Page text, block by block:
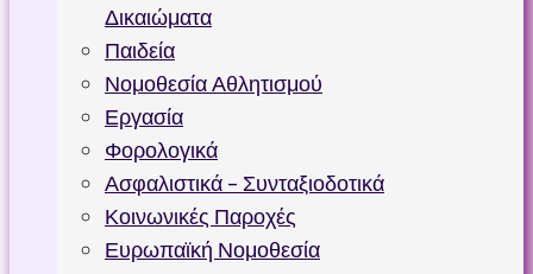
Δικαιώματα
Παιδεία
Νομοθεσία Αθλητισμού
Εργασία
Φορολογικά
Ασφαλιστικά – Συνταξιοδοτικά
Κοινωνικές Παροχές
Ευρωπαϊκή Νομοθεσία